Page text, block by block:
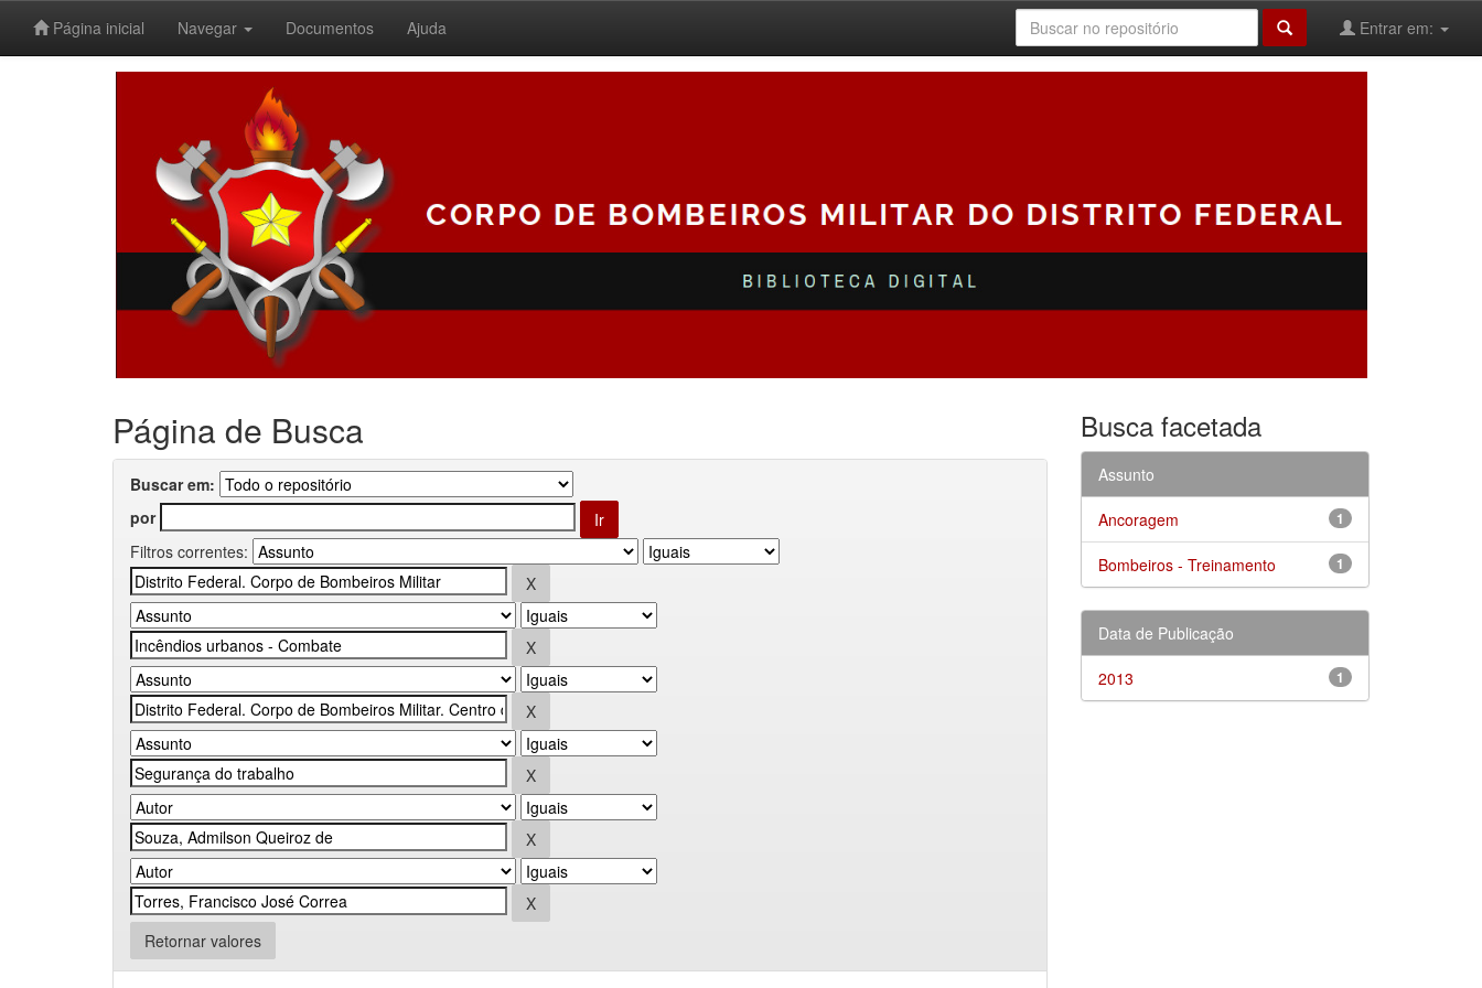
Página inicial Navegar Documentos Ajuda Entrar em:
Página de Busca
Buscar em:
por
Filtros correntes:
Retornar valores
Busca facetada
Assunto
1
Ancoragem
1
Bombeiros - Treinamento
Data de Publicação
1
2013